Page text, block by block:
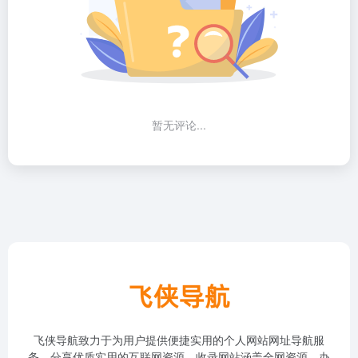
暂无评论...
飞侠导航致力于为用户提供便捷实用的个人网站网址导航服